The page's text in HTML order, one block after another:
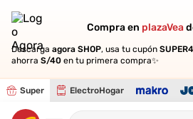
Compra en plazaVea
Descarga agora SHOP, usa tu cupón
ahorra S/40 en tu primera compra✨
Super ElectroHogar
Compra en plazaVea
Descarga agora SHOP, usa tu cupón
ahorra S/40 en tu primera compra✨